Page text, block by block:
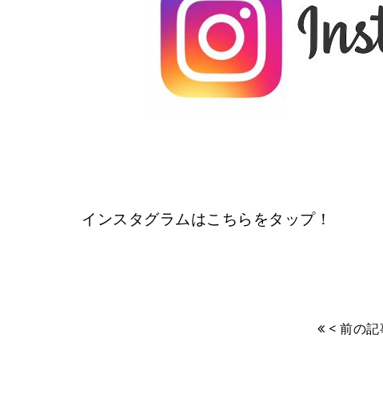
インスタグラムはこちらをタップ！
< 前の記